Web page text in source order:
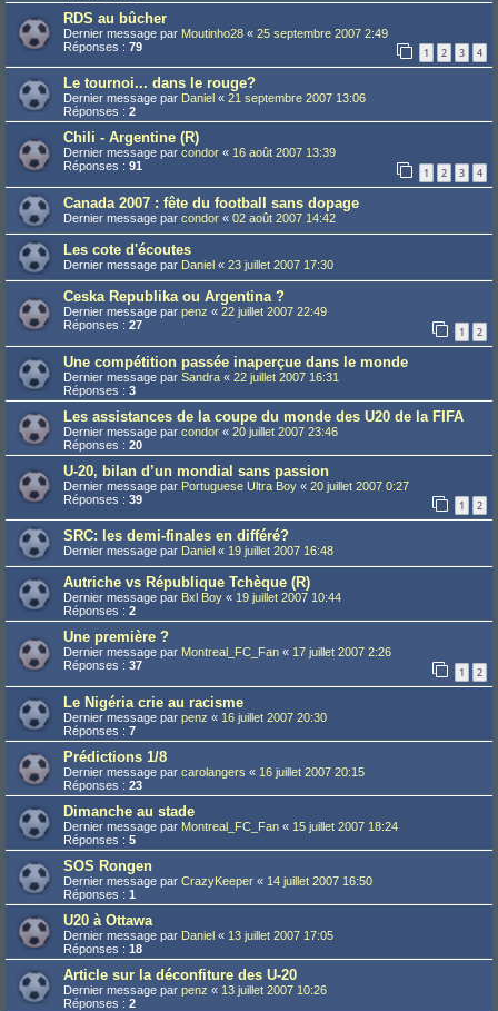
RDS au bûcher
Dernier message par Moutinho28 « 25 septembre 2007 2:49
Réponses : 79 1 2 3 4
Le tournoi... dans le rouge?
Dernier message par Daniel « 21 septembre 2007 13:06
Réponses : 2
Chili - Argentine (R)
Dernier message par condor « 16 août 2007 13:39
Réponses : 91 1 2 3 4
Canada 2007 : fête du football sans dopage
Dernier message par condor « 02 août 2007 14:42
Les cote d'écoutes
Dernier message par Daniel « 23 juillet 2007 17:30
Ceska Republika ou Argentina ?
Dernier message par penz « 22 juillet 2007 22:49
Réponses : 27 1 2
Une compétition passée inaperçue dans le monde
Dernier message par Sandra « 22 juillet 2007 16:31
Réponses : 3
Les assistances de la coupe du monde des U20 de la FIFA
Dernier message par condor « 20 juillet 2007 23:46
Réponses : 20
U-20, bilan d’un mondial sans passion
Dernier message par Portuguese Ultra Boy « 20 juillet 2007 0:27
Réponses : 39 1 2
SRC: les demi-finales en différé?
Dernier message par Daniel « 19 juillet 2007 16:48
Autriche vs République Tchèque (R)
Dernier message par Bxl Boy « 19 juillet 2007 10:44
Réponses : 2
Une première ?
Dernier message par Montreal_FC_Fan « 17 juillet 2007 2:26
Réponses : 37 1 2
Le Nigéria crie au racisme
Dernier message par penz « 16 juillet 2007 20:30
Réponses : 7
Prédictions 1/8
Dernier message par carolangers « 16 juillet 2007 20:15
Réponses : 23
Dimanche au stade
Dernier message par Montreal_FC_Fan « 15 juillet 2007 18:24
Réponses : 5
SOS Rongen
Dernier message par CrazyKeeper « 14 juillet 2007 16:50
Réponses : 1
U20 à Ottawa
Dernier message par Daniel « 13 juillet 2007 17:05
Réponses : 18
Article sur la déconfiture des U-20
Dernier message par penz « 13 juillet 2007 10:26
Réponses : 2